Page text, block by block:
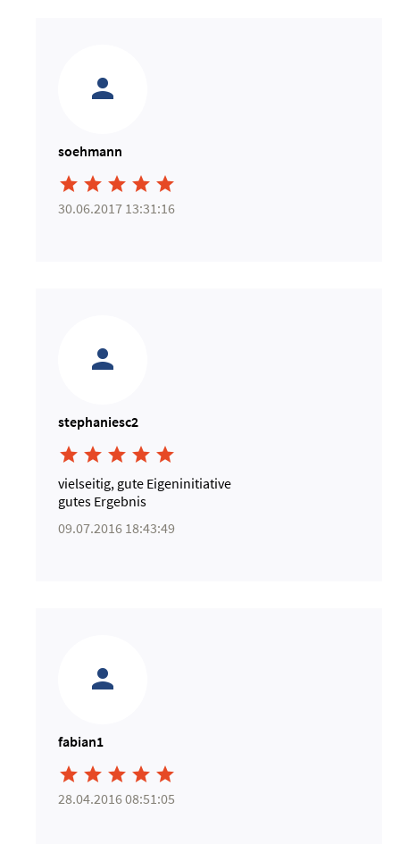
soehmann
    
30.06.2017 13:31:16
stephaniesc2
    
vielseitig, gute Eigeninitiative
gutes Ergebnis
09.07.2016 18:43:49
fabian1
    
28.04.2016 08:51:05